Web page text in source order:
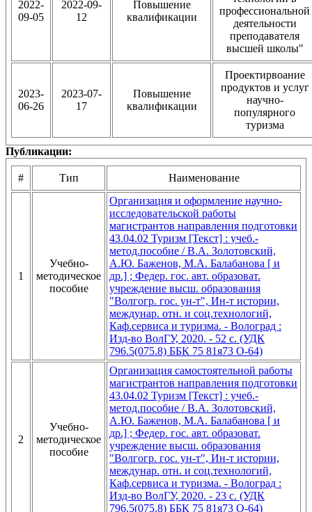
2022-
09-05
2022-09-
12
Повышение
квалификации
профессиональной
деятельности
преподавателя
высшей школы"
2023-
06-26
2023-07-
17
Повышение
квалификации
Проектирвоание
продуктов и услуг
научно-
популярного
туризма
Публикации:
# Тип Наименование
1
Учебно-
методическое
пособие
Организация и оформление научно-
исследовательской работы
магистрантов направления подготовки
43.04.02 Туризм [Текст] : учеб.-
метод.пособие / В.А. Золотовский,
А.Ю. Баженов, М.А. Балабанова [ и
др.] ; Федер. гос. авт. образоват.
учреждение высш. образования
"Волгогр. гос. ун-т", Ин-т истории,
междунар. отн. и соц.технологий,
Каф.сервиса и туризма. - Волоград :
Изд-во ВолГУ, 2020. - 52 с. (УДК
796.5(075.8) ББК 75 81я73 О-64)
2
Учебно-
методическое
пособие
Организация самостоятельной работы
магистрантов направления подготовки
43.04.02 Туризм [Текст] : учеб.-
метод.пособие / В.А. Золотовский,
А.Ю. Баженов, М.А. Балабанова [ и
др.] ; Федер. гос. авт. образоват.
учреждение высш. образования
"Волгогр. гос. ун-т", Ин-т истории,
междунар. отн. и соц.технологий,
Каф.сервиса и туризма. - Волоград :
Изд-во ВолГУ, 2020. - 23 с. (УДК
796.5(075.8) ББК 75 81я73 О-64)